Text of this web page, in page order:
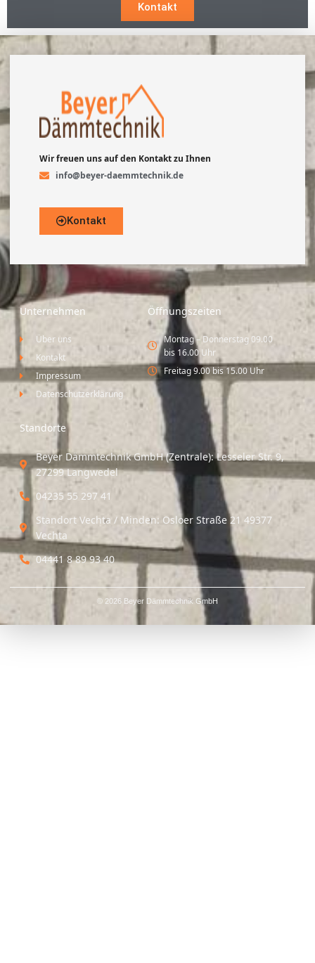
Kontakt
Wir freuen uns auf den Kontakt zu Ihnen
info@beyer-daemmtechnik.de
Kontakt
Unternehmen
Über uns
Kontakt
Impressum
Datenschutzerklärung
Öffnungszeiten
Montag – Donnerstag 09.00
bis 16.00 Uhr
Freitag 9.00 bis 15.00 Uhr
Standorte
Beyer Dämmtechnik GmbH (Zentrale): Lesseler Str. 9,
27299 Langwedel
04235 55 297 41
Standort Vechta / Minden: Osloer Straße 21 49377
Vechta
04441 8 89 93 40
© 2026 Beyer Dämmtechnik GmbH